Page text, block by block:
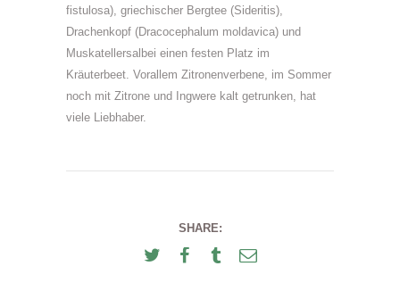
fistulosa), griechischer Bergtee (Sideritis),
Drachenkopf (Dracocephalum moldavica) und
Muskatellersalbei einen festen Platz im
Kräuterbeet. Vorallem Zitronenverbene, im Sommer
noch mit Zitrone und Ingwere kalt getrunken, hat
viele Liebhaber.
SHARE: